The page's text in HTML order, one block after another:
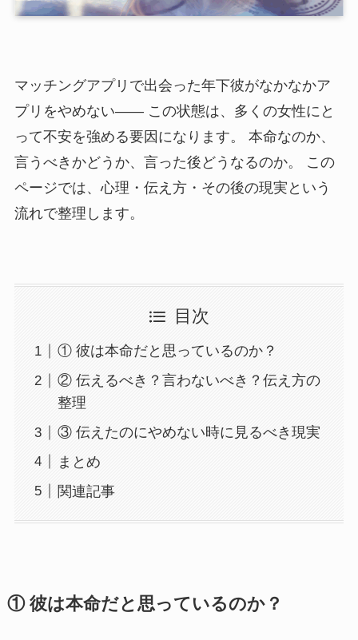
マッチングアプリで出会った年下彼がなかなかア
プリをやめない―― この状態は、多くの女性にと
って不安を強める要因になります。 本命なのか、
言うべきかどうか、言った後どうなるのか。 この
ページでは、心理・伝え方・その後の現実という
流れで整理します。
目次
① 彼は本命だと思っているのか？
② 伝えるべき？言わないべき？伝え方の
整理
③ 伝えたのにやめない時に見るべき現実
まとめ
関連記事
① 彼は本命だと思っているのか？